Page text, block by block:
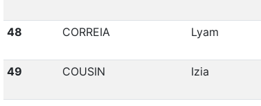
48 CORREIA Lyam
49 COUSIN Izia